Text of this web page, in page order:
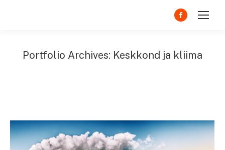
Facebook
in
Portfolio Archives: Keskkond ja kliima